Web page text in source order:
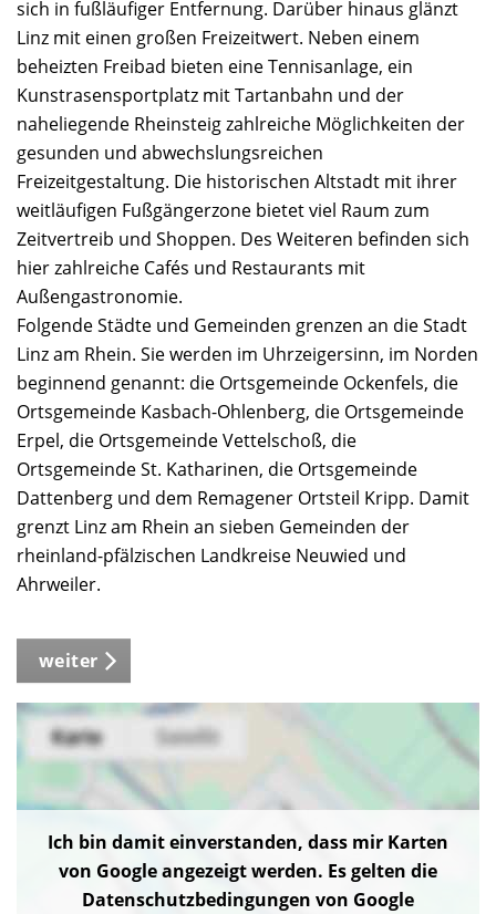
sich in fußläufiger Entfernung. Darüber hinaus glänzt
Linz mit einen großen Freizeitwert. Neben einem
beheizten Freibad bieten eine Tennisanlage, ein
Kunstrasensportplatz mit Tartanbahn und der
naheliegende Rheinsteig zahlreiche Möglichkeiten der
gesunden und abwechslungsreichen
Freizeitgestaltung. Die historischen Altstadt mit ihrer
weitläufigen Fußgängerzone bietet viel Raum zum
Zeitvertreib und Shoppen. Des Weiteren befinden sich
hier zahlreiche Cafés und Restaurants mit
Außengastronomie.
Folgende Städte und Gemeinden grenzen an die Stadt
Linz am Rhein. Sie werden im Uhrzeigersinn, im Norden
beginnend genannt: die Ortsgemeinde Ockenfels, die
Ortsgemeinde Kasbach-Ohlenberg, die Ortsgemeinde
Erpel, die Ortsgemeinde Vettelschoß, die
Ortsgemeinde St. Katharinen, die Ortsgemeinde
Dattenberg und dem Remagener Ortsteil Kripp. Damit
grenzt Linz am Rhein an sieben Gemeinden der
rheinland-pfälzischen Landkreise Neuwied und
Ahrweiler.
weiter
Ich bin damit einverstanden, dass mir Karten
von Google angezeigt werden. Es gelten die
Datenschutzbedingungen von Google